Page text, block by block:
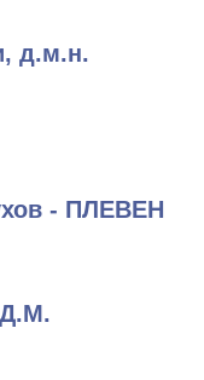
д.м.н.
- ПЛЕВЕН